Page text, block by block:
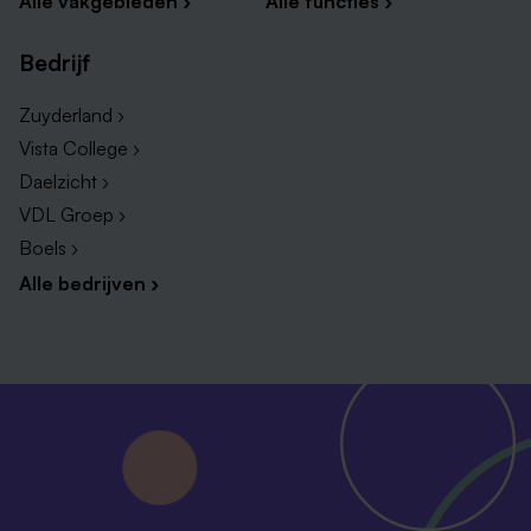
Bedrijf
Zuyderland ›
Vista College ›
Daelzicht ›
VDL Groep ›
Boels ›
Alle bedrijven ›